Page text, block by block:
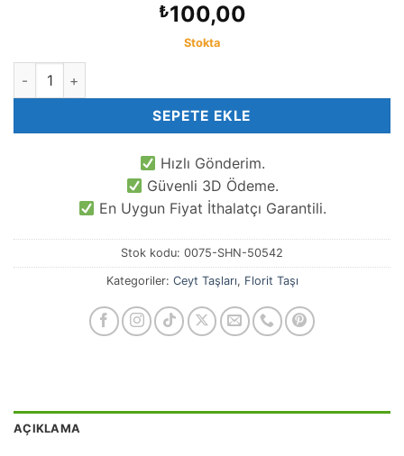
₺100,00
Stokta
8 MM Küre Florit Ceyt Kuvars Taşı adet
SEPETE EKLE
Hızlı Gönderim.
Güvenli 3D Ödeme.
En Uygun Fiyat İthalatçı Garantili.
Stok kodu: 0075-SHN-50542
Kategoriler: Ceyt Taşları, Florit Taşı
AÇIKLAMA